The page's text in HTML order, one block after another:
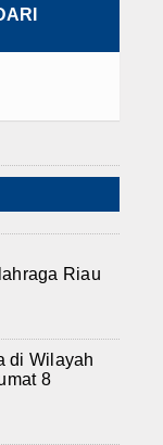
Riau
di Wilayah
8